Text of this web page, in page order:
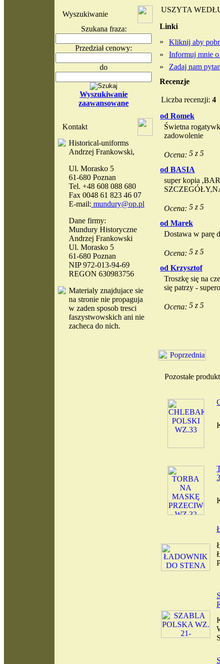
Wyszukiwanie
Szukana fraza:
Przedział cenowy:
do
Wyszukiwanie
zaawansowane
Kontakt
Historical-uniforms
Andrzej Frankowski,
Ul. Morasko 5
61-680 Poznan
Tel. +48 608 088 680
Fax 0048 61 823 46 07
E-mail: mundury@op.pl
Dane firmy:
Mundury Historyczne
Andrzej Frankowski
Ul. Morasko 5
61-680 Poznan
NIP 972-013-94-69
REGON 630983756
Materialy znajdujace sie
na stronie nie propaguja
w zaden sposob tresci
faszystwowskich ani nie
zacheca do nich.
USZYTA
Linki
»
Kliknij aby
»
Informuj mnie
»
Zadaj nam
Recenzje
Liczba recenzji: 4
od Romek
Świetna
zadowolenie
Ocena:
od BASIA
super kopia
Ocena:
od Marek
Dostawa w parę
Ocena:
od Krzysztof
Troszkę się na
się patrzy -
Ocena:
Pozostałe